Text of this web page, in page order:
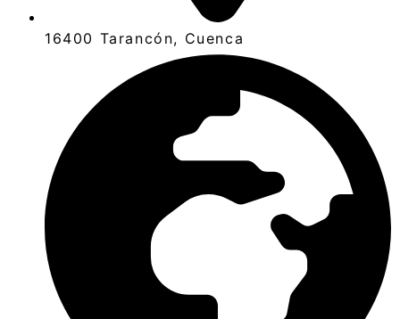
16400 Tarancón, Cuenca